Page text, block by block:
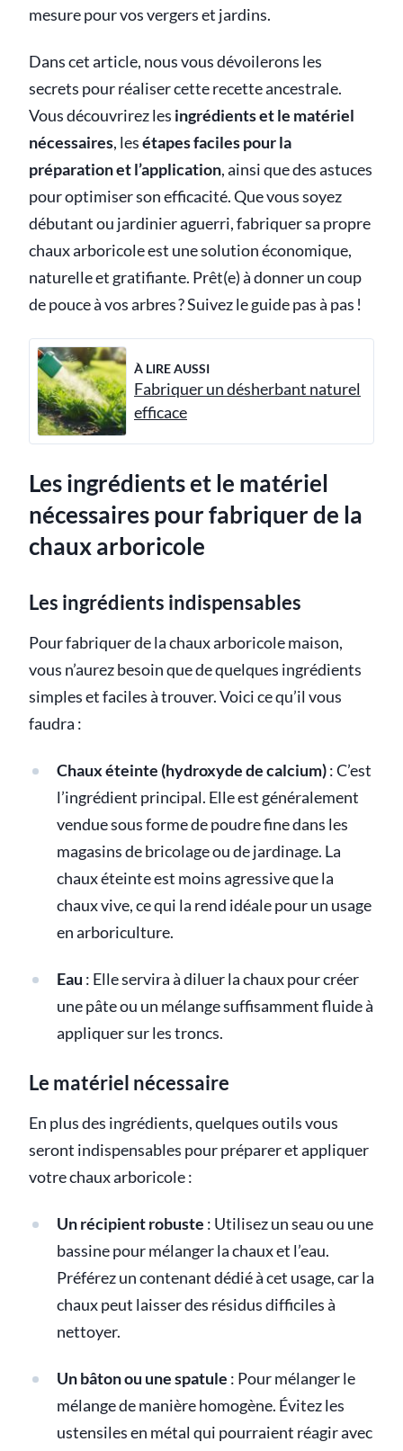
mesure pour vos vergers et jardins.
Dans cet article, nous vous dévoilerons les
secrets pour réaliser cette recette ancestrale.
Vous découvrirez les ingrédients et le matériel
nécessaires, lesétapes faciles pour la
préparation et l’application, ainsi que des astuces
pour optimiser son efficacité. Que vous soyez
débutant ou jardinier aguerri, fabriquer sa propre
chaux arboricole est une solution économique,
naturelle et gratifiante. Prêt(e) à donner un coup
de pouce à vos arbres ? Suivez le guide pas à pas !
À LIRE AUSSI
Fabriquer un désherbant naturel
efficace
Les ingrédients et le matériel
nécessaires pour fabriquer de la
chaux arboricole
Les ingrédients indispensables
Pour fabriquer de la chaux arboricole maison,
vous n’aurez besoin que de quelques ingrédients
simples et faciles à trouver. Voici ce qu’il vous
faudra :
Chaux éteinte (hydroxyde de calcium): C’est
l’ingrédient principal. Elle est généralement
vendue sous forme de poudre fine dans les
magasins de bricolage ou de jardinage. La
chaux éteinte est moins agressive que la
chaux vive, ce qui la rend idéale pour un usage
en arboriculture.
Eau : Elle servira à diluer la chaux pour créer
une pâte ou un mélange suffisamment fluide à
appliquer sur les troncs.
Le matériel nécessaire
En plus des ingrédients, quelques outils vous
seront indispensables pour préparer et appliquer
votre chaux arboricole :
Un récipient robuste : Utilisez un seau ou une
bassine pour mélanger la chaux et l’eau.
Préférez un contenant dédié à cet usage, car la
chaux peut laisser des résidus difficiles à
nettoyer.
Un bâton ou une spatule : Pour mélanger le
mélange de manière homogène. Évitez les
ustensiles en métal qui pourraient réagir avec